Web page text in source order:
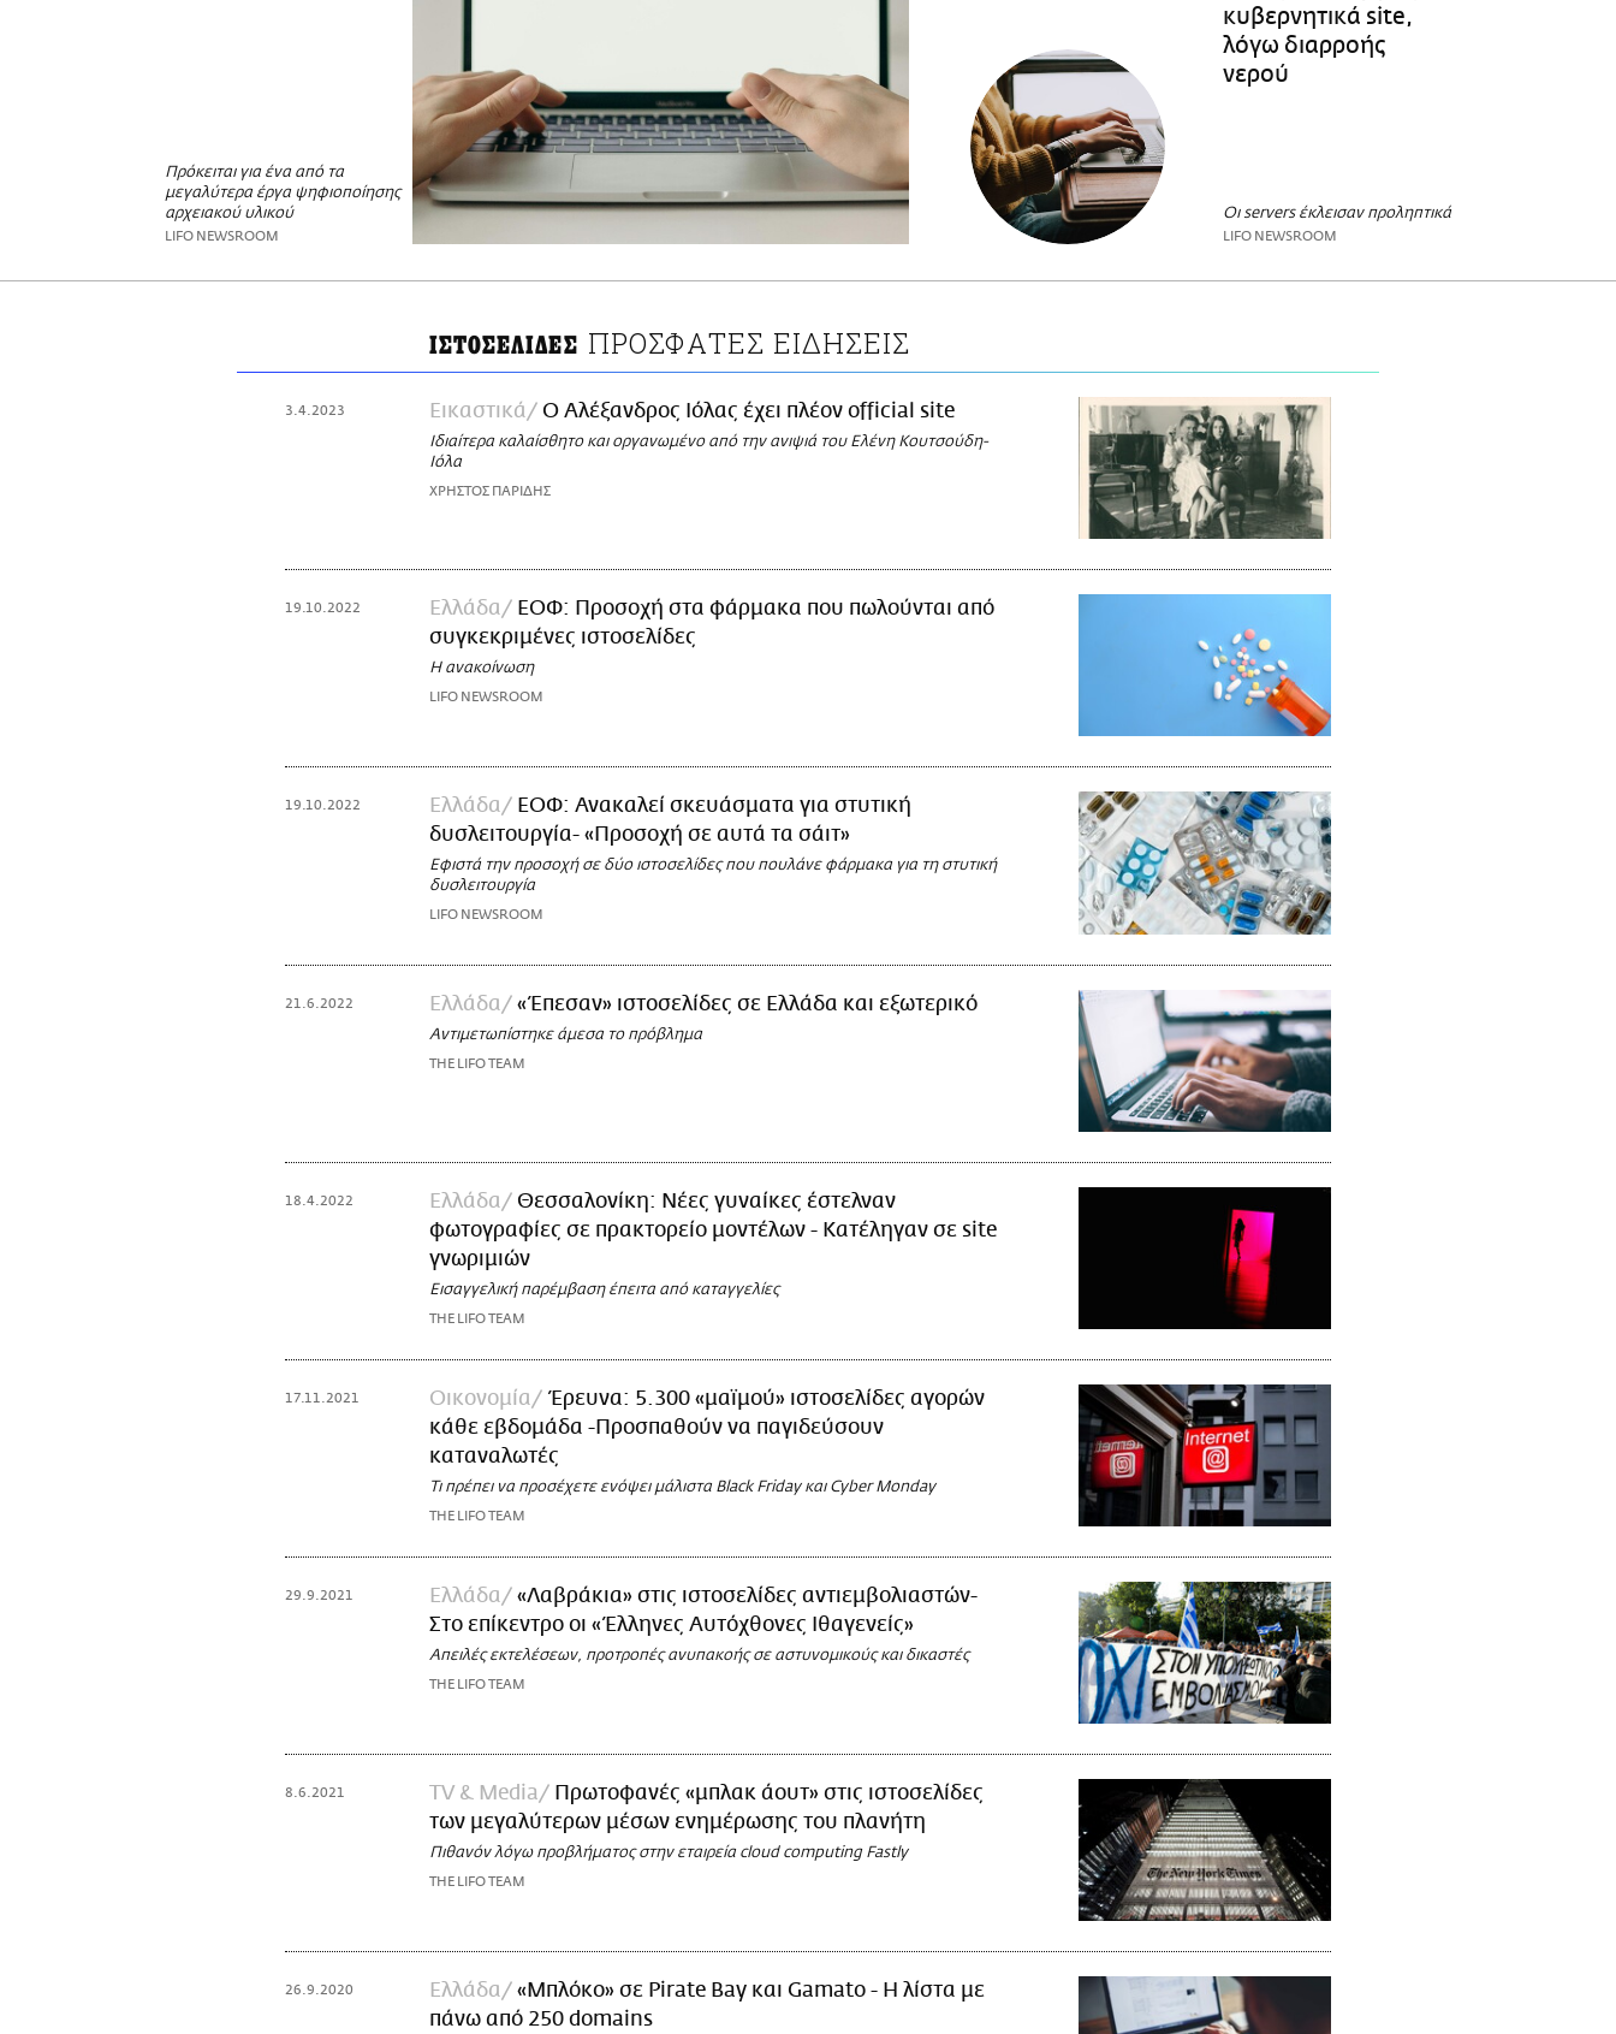
Πρόκειται για ένα από τα
μεγαλύτερα έργα ψηφιοποίησης
αρχειακού υλικού
LIFO NEWSROOM
κυβερνητικά site,
λόγω διαρροής
νερού
Οι servers έκλεισαν προληπτικά
LIFO NEWSROOM
ΙΣΤΟΣΕΛΙΔΕΣ ΠΡΟΣΦΑΤΕΣ ΕΙΔΗΣΕΙΣ
3.4.2023 Εικαστικά Ο Αλέξανδρος Ιόλας έχει πλέον official site
Ιδιαίτερα καλαίσθητο και οργανωμένο από την ανιψιά του Ελένη Κουτσούδη-
Ιόλα
ΧΡΗΣΤΟΣ ΠΑΡΙΔΗΣ
19.10.2022 Ελλάδα
ΕΟΦ: Προσοχή στα φάρμακα που πωλούνται από
συγκεκριμένες ιστοσελίδες
Η ανακοίνωση
LIFO NEWSROOM
19.10.2022 Ελλάδα
ΕΟΦ: Ανακαλεί σκευάσματα για στυτική
δυσλειτουργία- «Προσοχή σε αυτά τα σάιτ»
Εφιστά την προσοχή σε δύο ιστοσελίδες που πουλάνε φάρμακα για τη στυτική
δυσλειτουργία
LIFO NEWSROOM
21.6.2022 Ελλάδα «Έπεσαν» ιστοσελίδες σε Ελλάδα και εξωτερικό
Αντιμετωπίστηκε άμεσα το πρόβλημα
THE LIFO TEAM
18.4.2022 Ελλάδα
Θεσσαλονίκη: Νέες γυναίκες έστελναν
φωτογραφίες σε πρακτορείο μοντέλων - Κατέληγαν σε site
γνωριμιών
Εισαγγελική παρέμβαση έπειτα από καταγγελίες
THE LIFO TEAM
17.11.2021 Οικονομία
Έρευνα: 5.300 «μαϊμού» ιστοσελίδες αγορών
κάθε εβδομάδα -Προσπαθούν να παγιδεύσουν
καταναλωτές
Τι πρέπει να προσέχετε ενόψει μάλιστα Black Friday και Cyber Monday
THE LIFO TEAM
29.9.2021 Ελλάδα
«Λαβράκια» στις ιστοσελίδες αντιεμβολιαστών-
Στο επίκεντρο οι «Έλληνες Αυτόχθονες Ιθαγενείς»
Απειλές εκτελέσεων, προτροπές ανυπακοής σε αστυνομικούς και δικαστές
THE LIFO TEAM
8.6.2021 TV & Media
Πρωτοφανές «μπλακ άουτ» στις ιστοσελίδες
των μεγαλύτερων μέσων ενημέρωσης του πλανήτη
Πιθανόν λόγω προβλήματος στην εταιρεία cloud computing Fastly
THE LIFO TEAM
26.9.2020 Ελλάδα
«Μπλόκο» σε Pirate Bay και Gamato - Η λίστα με
πάνω από 250 domains